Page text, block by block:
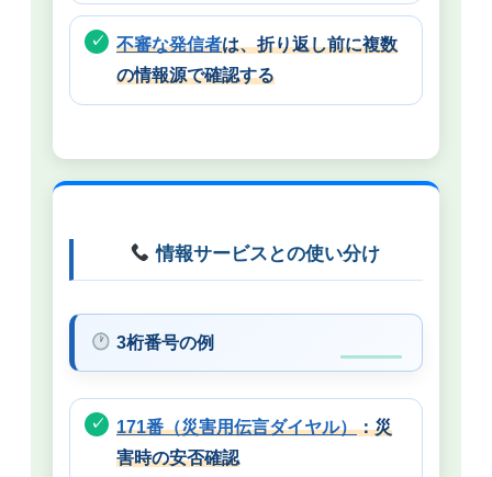
不審な発信者は、折り返し前に複数
の情報源で確認する
情報サービスとの使い分け
3桁番号の例
171番（災害用伝言ダイヤル）：災
害時の安否確認